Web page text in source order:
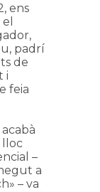
ens
padrí
de
i
feia
lloc
–
a
– va